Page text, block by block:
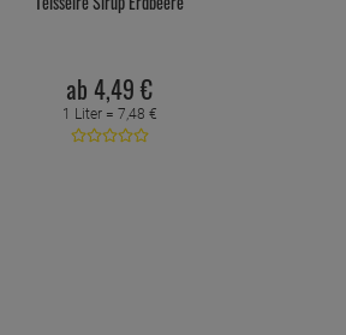
ab 4,49 €
1 Liter = 7,48 €